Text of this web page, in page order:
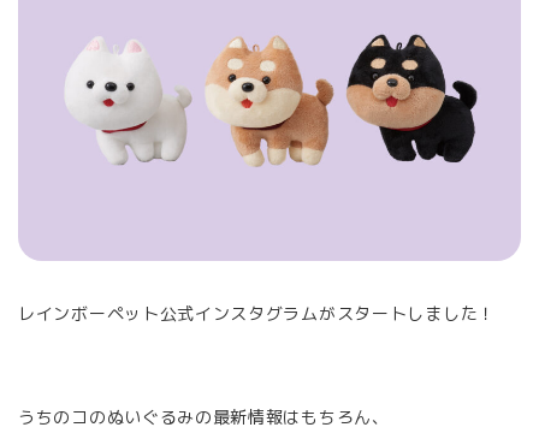
レインボーペット公式インスタグラムがスタートしました！
うちのコのぬいぐるみの最新情報はもちろん、